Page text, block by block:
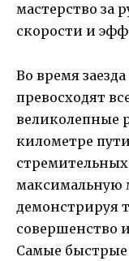
мастерство за
скорости и
Во время
превосходят
великолепные
километре
максимальную
демонстрируя
совершенство
Самые